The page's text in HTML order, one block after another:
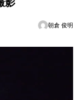
影
朝倉 俊明